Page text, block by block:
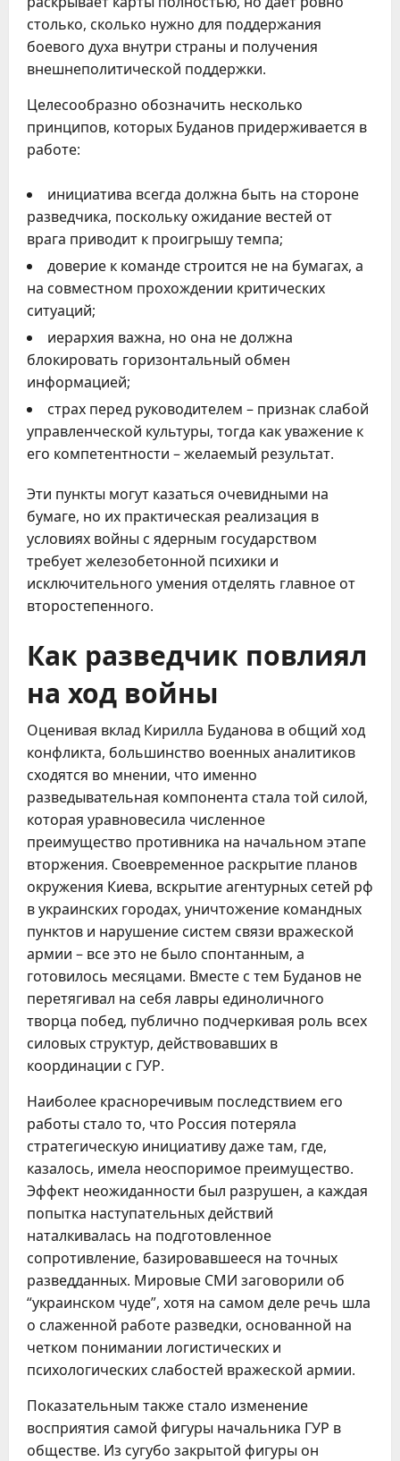
столько, сколько нужно для поддержания
боевого духа внутри страны и получения
внешнеполитической поддержки.
Целесообразно обозначить несколько
принципов, которых Буданов придерживается в
работе:
инициатива всегда должна быть на стороне
разведчика, поскольку ожидание вестей от
врага приводит к проигрышу темпа;
доверие к команде строится не на бумагах, а
на совместном прохождении критических
ситуаций;
иерархия важна, но она не должна
блокировать горизонтальный обмен
информацией;
страх перед руководителем – признак слабой
управленческой культуры, тогда как уважение к
его компетентности – желаемый результат.
Эти пункты могут казаться очевидными на
бумаге, но их практическая реализация в
условиях войны с ядерным государством
требует железобетонной психики и
исключительного умения отделять главное от
второстепенного.
Как разведчик повлиял
на ход войны
Оценивая вклад Кирилла Буданова в общий ход
конфликта, большинство военных аналитиков
сходятся во мнении, что именно
разведывательная компонента стала той силой,
которая уравновесила численное
преимущество противника на начальном этапе
вторжения. Своевременное раскрытие планов
окружения Киева, вскрытие агентурных сетей рф
в украинских городах, уничтожение командных
пунктов и нарушение систем связи вражеской
армии – все это не было спонтанным, а
готовилось месяцами. Вместе с тем Буданов не
перетягивал на себя лавры единоличного
творца побед, публично подчеркивая роль всех
силовых структур, действовавших в
координации с ГУР.
Наиболее красноречивым последствием его
работы стало то, что Россия потеряла
стратегическую инициативу даже там, где,
казалось, имела неоспоримое преимущество.
Эффект неожиданности был разрушен, а каждая
попытка наступательных действий
наталкивалась на подготовленное
сопротивление, базировавшееся на точных
разведданных. Мировые СМИ заговорили об
“украинском чуде”, хотя на самом деле речь шла
о слаженной работе разведки, основанной на
четком понимании логистических и
психологических слабостей вражеской армии.
Показательным также стало изменение
восприятия самой фигуры начальника ГУР в
обществе. Из сугубо закрытой фигуры он